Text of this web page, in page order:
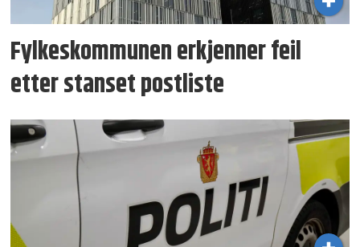
Fylkeskommunen erkjenner feil
etter stanset postliste